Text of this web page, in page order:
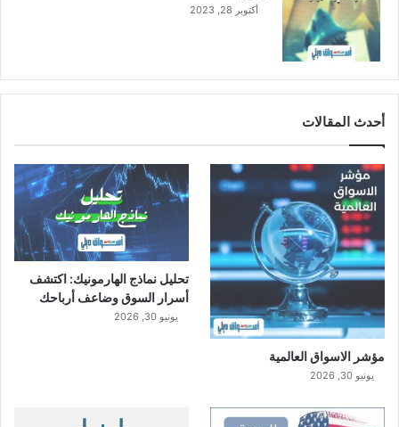
أكتوبر 28, 2023
أحدث المقالات
مؤشر الاسواق العالمية
يونيو 30, 2026
تحليل نماذج الهارمونيك: اكتشف
أسرار السوق وضاعف أرباحك
يونيو 30, 2026